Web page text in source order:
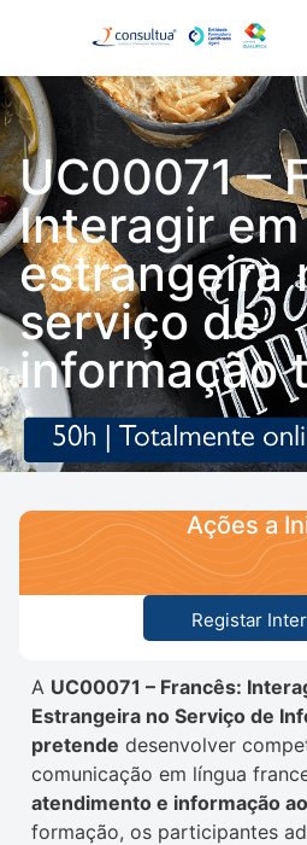
UC00071 –
Interagir
estrangeira
serviço de
informação
A UC00071 – Francês:
Estrangeira no Serviço de
pretende desenvolver
comunicação em língua
atendimento e informação
formação, os participantes
Ações a
Registar